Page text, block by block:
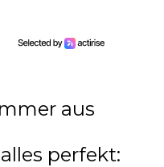
aus
perfekt: